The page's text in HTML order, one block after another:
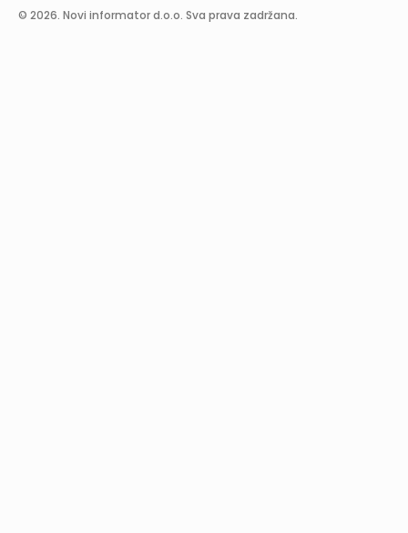
© 2026. Novi informator d.o.o. Sva prava zadržana.